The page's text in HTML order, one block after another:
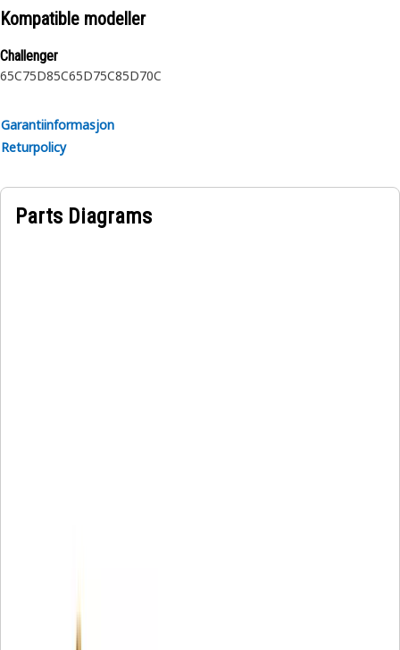
Kompatible modeller
Challenger
65C75D85C65D75C85D70C
Garantiinformasjon
Returpolicy
Parts Diagrams